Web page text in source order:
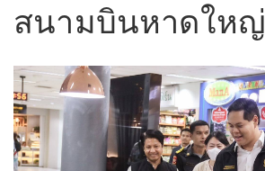
สนามบินหาดใหญ่